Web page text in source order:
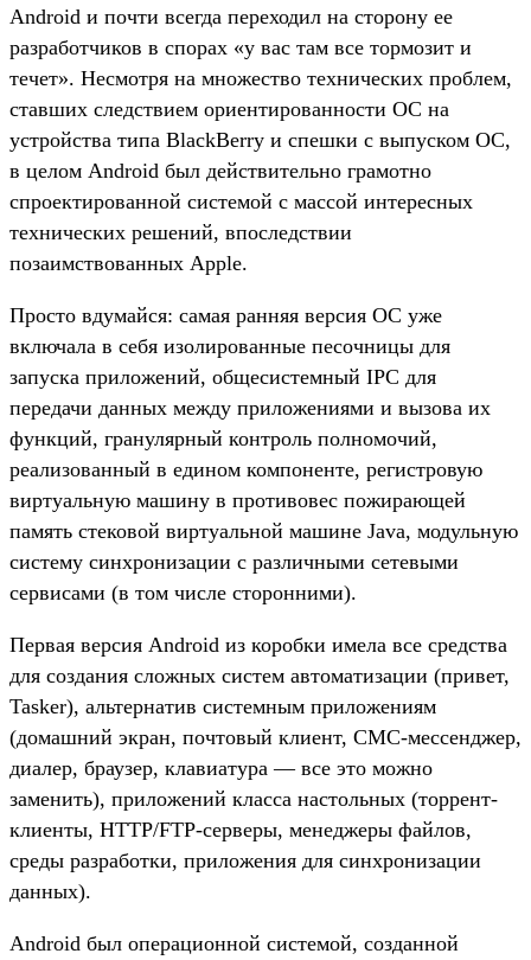
Android и почти всегда переходил на сторону ее
разработчиков в спорах «у вас там все тормозит и
течет». Несмотря на множество технических проблем,
ставших следствием ориентированности ОС на
устройства типа BlackBerry и спешки с выпуском ОС,
в целом Android был действительно грамотно
спроектированной системой с массой интересных
технических решений, впоследствии
позаимствованных Apple.
Просто вдумайся: самая ранняя версия ОС уже
включала в себя изолированные песочницы для
запуска приложений, общесистемный IPC для
передачи данных между приложениями и вызова их
функций, гранулярный контроль полномочий,
реализованный в едином компоненте, регистровую
виртуальную машину в противовес пожирающей
память стековой виртуальной машине Java, модульную
систему синхронизации с различными сетевыми
сервисами (в том числе сторонними).
Первая версия Android из коробки имела все средства
для создания сложных систем автоматизации (привет,
Tasker), альтернатив системным приложениям
(домашний экран, почтовый клиент, СМС-мессенджер,
диалер, браузер, клавиатура — все это можно
заменить), приложений класса настольных (торрент-
клиенты, HTTP/FTP-серверы, менеджеры файлов,
среды разработки, приложения для синхронизации
данных).
Android был операционной системой, созданной